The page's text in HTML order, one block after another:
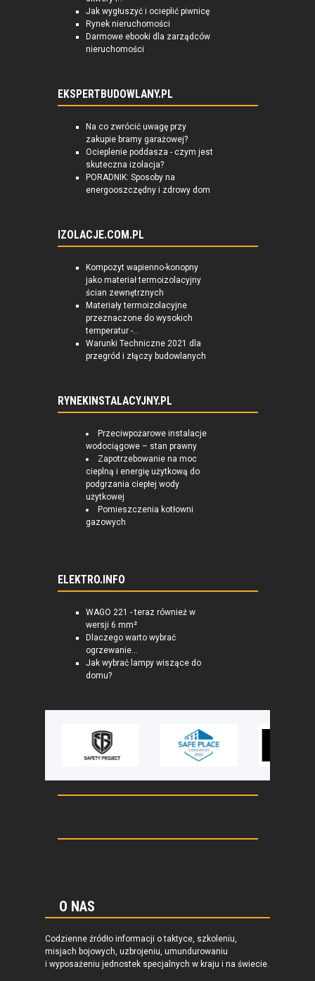
Jak wygłuszyć i ocieplić piwnicę
Rynek nieruchomości
Darmowe ebooki dla zarządców
nieruchomości
EKSPERTBUDOWLANY.PL
Na co zwrócić uwagę przy
zakupie bramy garażowej?
Ocieplenie poddasza - czym jest
skuteczna izolacja?
PORADNIK: Sposoby na
energooszczędny i zdrowy dom
IZOLACJE.COM.PL
Kompozyt wapienno-konopny
jako materiał termoizolacyjny
ścian zewnętrznych
Materiały termoizolacyjne
przeznaczone do wysokich
temperatur -...
Warunki Techniczne 2021 dla
przegród i złączy budowlanych
RYNEKINSTALACYJNY.PL
Przeciwpożarowe instalacje
wodociągowe – stan prawny
Zapotrzebowanie na moc
cieplną i energię użytkową do
podgrzania ciepłej wody
użytkowej
Pomieszczenia kotłowni
gazowych
ELEKTRO.INFO
WAGO 221 - teraz również w
wersji 6 mm²
Dlaczego warto wybrać
ogrzewanie...
Jak wybrać lampy wiszące do
domu?
O NAS
Codzienne źródło informacji o taktyce, szkoleniu,
misjach bojowych, uzbrojeniu, umundurowaniu
i wyposażeniu jednostek specjalnych w kraju i na świecie.